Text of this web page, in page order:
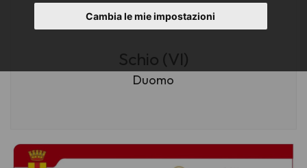
Cambia le mie impostazioni
ore 20:45
Schio (VI)
Duomo